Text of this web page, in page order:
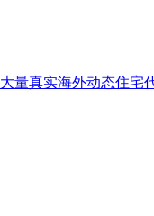
大量真实海外动态住宅